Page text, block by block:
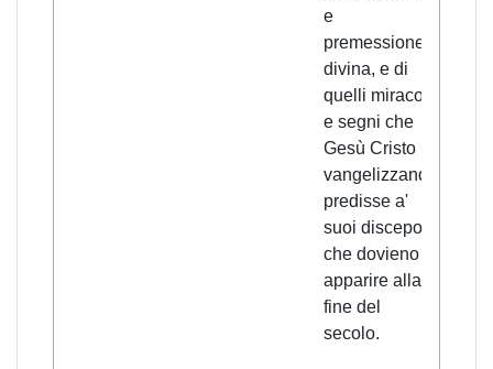
e
premessione
divina, e di
quelli miracoli
e segni che
Gesù Cristo
vangelizzando
predisse a'
suoi discepoli
che dovieno
apparire alla
fine del
secolo.